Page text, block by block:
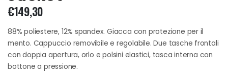
€149,30
88% poliestere, 12% spandex. Giacca con protezione per il
mento. Cappuccio removibile e regolabile. Due tasche frontali
con doppia apertura, orlo e polsini elastici, tasca interna con
bottone a pressione.